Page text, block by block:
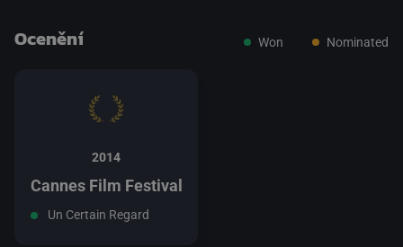
přepnout na HTML5 přehrávač
Ocenění Won Nominated
2014
Cannes Film Festival
Un Certain Regard